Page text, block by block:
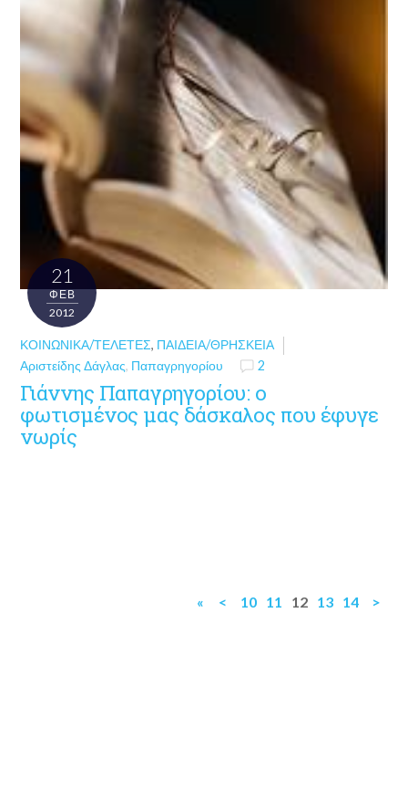
21
ΦΕΒ
2012
ΚΟΙΝΩΝΙΚΆ/ΤΕΛΕΤΈΣ, ΠΑΙΔΕΊΑ/ΘΡΗΣΚΕΊΑ
Αριστείδης Δάγλας, Παπαγρηγορίου 2
Γιάννης Παπαγρηγορίου: ο
φωτισμένος μας δάσκαλος που έφυγε
νωρίς
« < 10 11 12 13 14 >